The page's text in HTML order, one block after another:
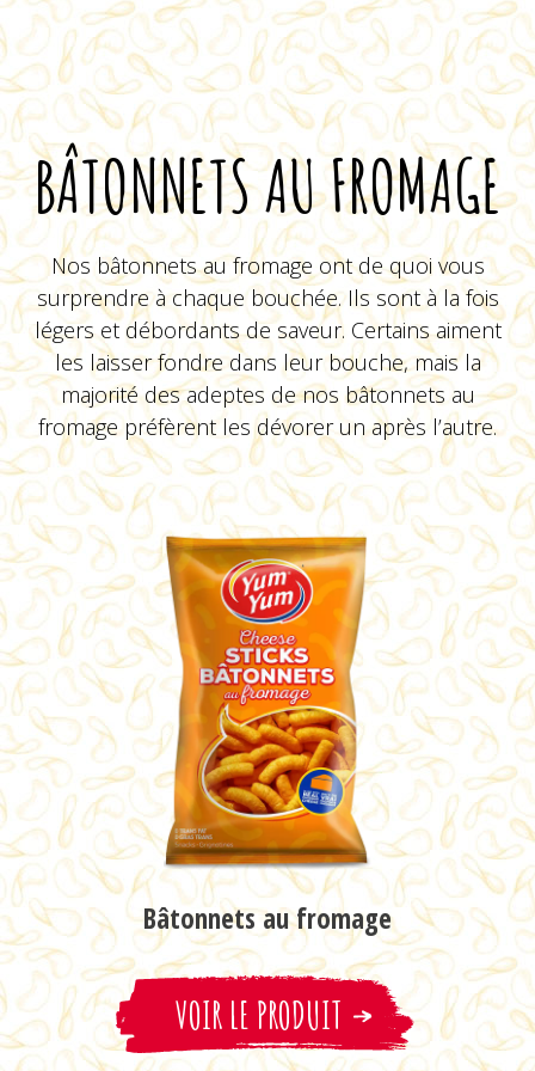
Sauce Côtes levées BBQ St-
Hubert
VOIR LE PRODUIT
Viva Bâtonnets Chili Lime
VOIR LE PRODUIT
BBQ
VOIR LE PRODUIT
Sel et Vinaigre
BÂTONNETS AU FROMAGE
Nos bâtonnets au fromage ont de quoi vous
surprendre à chaque bouchée. Ils sont à la fois
légers et débordants de saveur. Certains aiment
les laisser fondre dans leur bouche, mais la
majorité des adeptes de nos bâtonnets au
fromage préfèrent lesdévorerun après l’autre.
Bâtonnets au fromage
VOIR LE PRODUIT